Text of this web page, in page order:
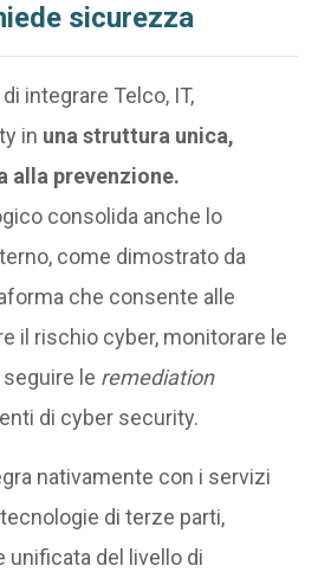
sicurezza
integrare Telco, IT,
in una struttura unica,
alla prevenzione.
consolida anche lo
come dimostrato da
che consente alle
il rischio cyber, monitorare le
le remediation
di cyber security.
nativamente con i servizi
di terze parti,
unificata del livello di